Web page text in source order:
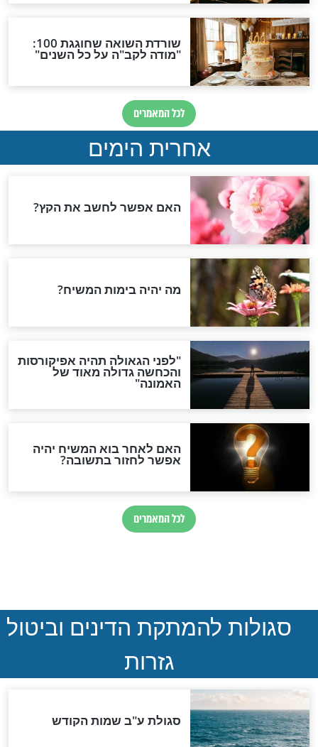
קצר ליום
האסור והמותר בכיפור -
נעילת הסנדל, תשמיש
ליום כיפור שיעלה
הגבוהה ביותר
מתכוננים ליום הנורא: קו
הלכה מיוחד לענייני צום יום
כיפור
חדשות יהדות
הותר לפרסום: לוחמי מילואים
נהרגו בדרום לבנון
ואיראן: בלי שקיפות ועם הרבה
סימני שאלה
המסמך האבוד שנחשף
במרתפי מוסקבה: כתב היד
הנדיר של הרשב"ם התגלה